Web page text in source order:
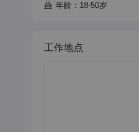
年龄：18-50岁
工作地点